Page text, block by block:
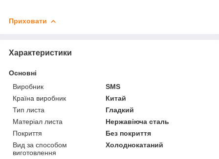
Приховати
Характеристики
Основні
Виробник
SMS
Країна виробник
Китай
Тип листа
Гладкий
Матеріал листа
Нержавіюча сталь
Покриття
Без покриття
Вид за способом
виготовлення
Холоднокатаний